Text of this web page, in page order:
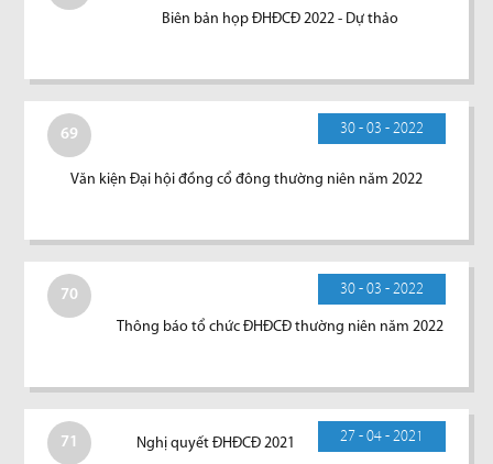
Biên bản họp ĐHĐCĐ 2022 - Dự thảo
69 30 - 03 - 2022
Văn kiện Đại hội đồng cổ đông thường niên năm 2022
70 30 - 03 - 2022
Thông báo tổ chức ĐHĐCĐ thường niên năm 2022
71 27 - 04 - 2021
Nghị quyết ĐHĐCĐ 2021